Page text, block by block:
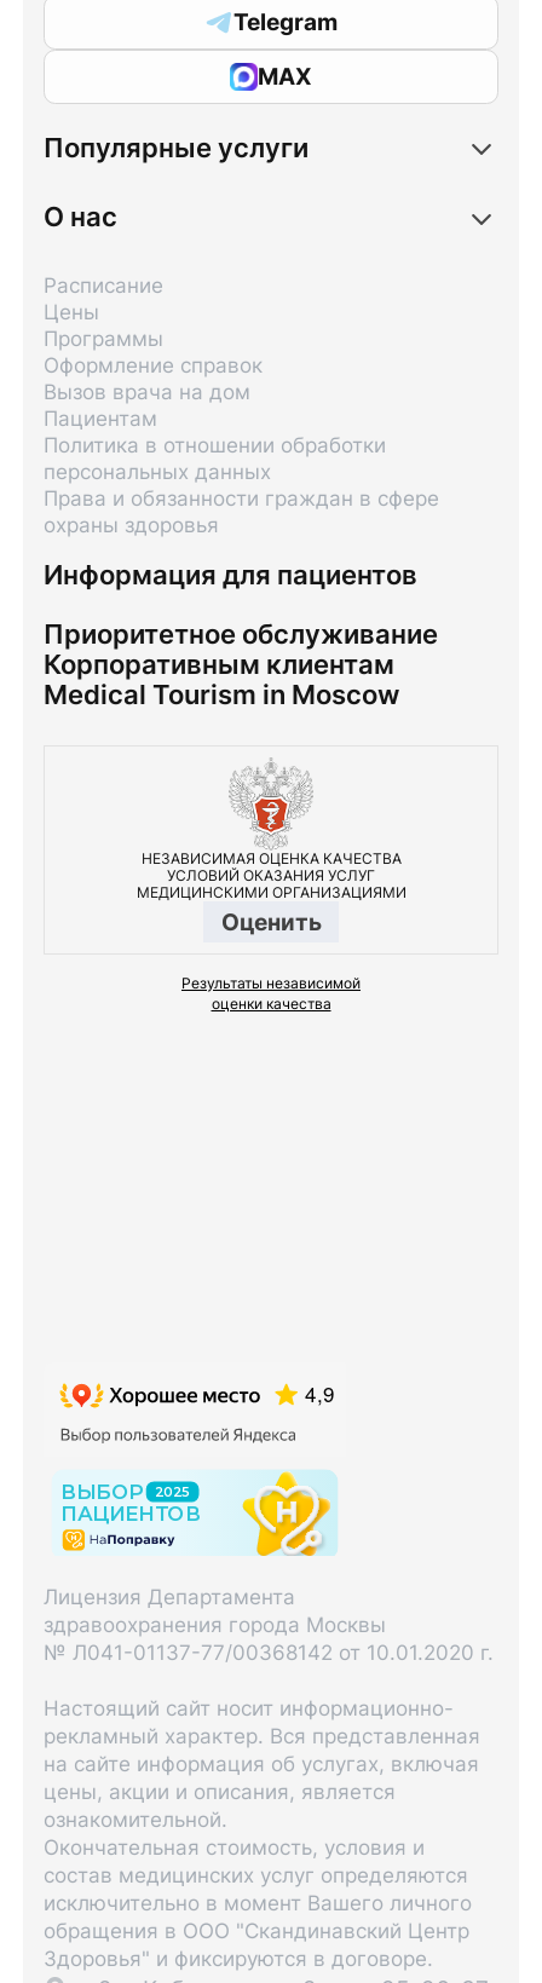
Telegram
MAX
Популярные услуги
О нас
Информация для пациентов
Расписание
Цены
Программы
Оформление справок
Вызов врача на дом
Пациентам
Политика в отношении обработки
персональных данных
Права и обязанности граждан в сфере
охраны здоровья
Приоритетное обслуживание
Корпоративным клиентам
Medical Tourism in Moscow
НЕЗАВИСИМАЯ ОЦЕНКА КАЧЕСТВА
УСЛОВИЙ ОКАЗАНИЯ УСЛУГ
МЕДИЦИНСКИМИ ОРГАНИЗАЦИЯМИ
Оценить
Результаты независимой
оценки качества
Лицензия Департамента
здравоохранения города Москвы
№ Л041-01137-77/00368142 от 10.01.2020 г.
Настоящий сайт носит информационно-
рекламный характер. Вся представленная
на сайте информация об услугах, включая
цены, акции и описания, является
ознакомительной.
Окончательная стоимость, условия и
состав медицинских услуг определяются
исключительно в момент Вашего личного
обращения в ООО "Скандинавский Центр
Здоровья" и фиксируются в договоре.